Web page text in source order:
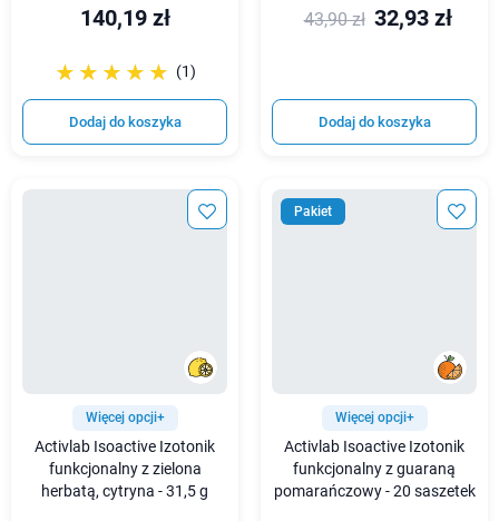
140,19 zł
☆☆☆☆☆
★★★★★ (1)
Dodaj do koszyka
43,90 zł 32,93 zł
Dodaj do koszyka
Więcej opcji+
Activlab Isoactive Izotonik
funkcjonalny z zielona
herbatą, cytryna - 31,5 g
Pakiet
Więcej opcji+
Activlab Isoactive Izotonik
funkcjonalny z guaraną
pomarańczowy - 20 saszetek